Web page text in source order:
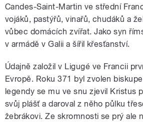
Candes-Saint-Martin ve střední
vojáků, pastýřů, vinařů, chudáků a
vůbec domácích zvířat. Jako syn
v armádě v Galii a šířil křesťanství.
Údajně založil v Ligugé ve Francii
Evropě. Roku 371 byl zvolen
legendy se mu ve snu zjevil Kristus
svůj plášť a daroval z něho půlku
žebrákovi. Ze skromnosti se prý ale